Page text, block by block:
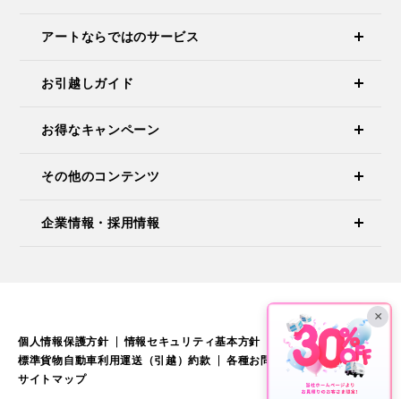
×
アートならではのサービス
お引越しガイド
お得なキャンペーン
その他のコンテンツ
企業情報・採用情報
個人情報保護方針 情報セキュリティ基本方針
標準引越運送約款
標準貨物自動車利用運送（引越）約款
各種お問い合わせ
サイトマップ